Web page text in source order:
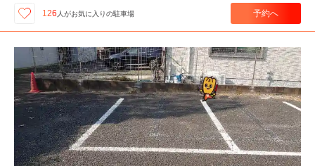
126 人がお気に入りの駐車場 予約へ